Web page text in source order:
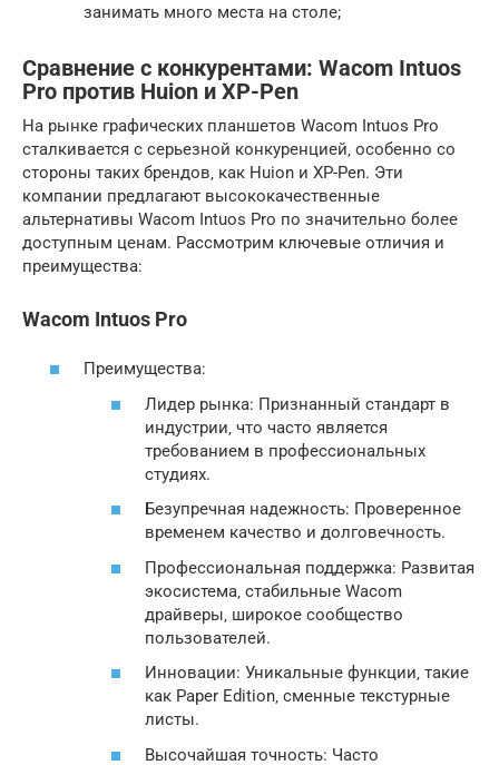
занимать много места на столе;
Сравнение с конкурентами: Wacom Intuos
Pro против Huion и XP-Pen
На рынке графических планшетов Wacom Intuos Pro
сталкивается с серьезной конкуренцией‚ особенно со
стороны таких брендов‚ как Huion и XP-Pen. Эти
компании предлагают высококачественные
альтернативы Wacom Intuos Pro по значительно более
доступным ценам. Рассмотрим ключевые отличия и
преимущества:
Wacom Intuos Pro
Преимущества:
Лидер рынка: Признанный стандарт в
индустрии‚ что часто является
требованием в профессиональных
студиях.
Безупречная надежность: Проверенное
временем качество и долговечность.
Профессиональная поддержка: Развитая
экосистема‚ стабильные Wacom
драйверы‚ широкое сообщество
пользователей.
Инновации: Уникальные функции‚ такие
как Paper Edition‚ сменные текстурные
листы.
Высочайшая точность: Часто